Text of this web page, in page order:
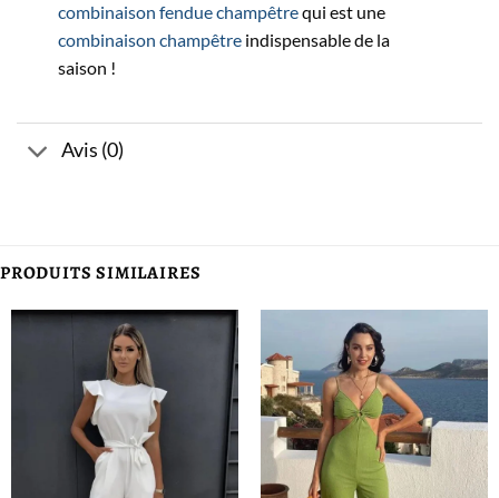
combinaison fendue champêtrequi est une
combinaison champêtreindispensable de la
saison !
Avis (0)
PRODUITS SIMILAIRES